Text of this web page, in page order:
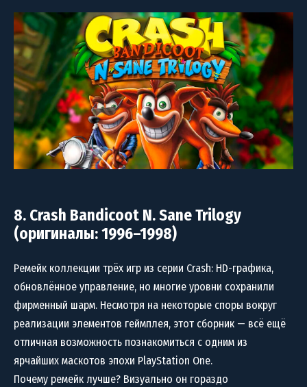
8. Crash Bandicoot N. Sane Trilogy
(оригиналы: 1996–1998)
Ремейк коллекции трёх игр из серии Crash: HD-графика,
обновлённое управление, но многие уровни сохранили
фирменный шарм. Несмотря на некоторые споры вокруг
реализации элементов геймплея, этот сборник — всё ещё
отличная возможность познакомиться с одним из
ярчайших маскотов эпохи PlayStation One.
Почему ремейк лучше? Визуально он гораздо